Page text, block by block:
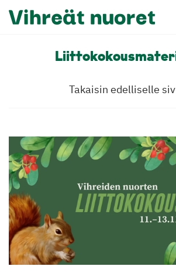
Takaisin edelliselle